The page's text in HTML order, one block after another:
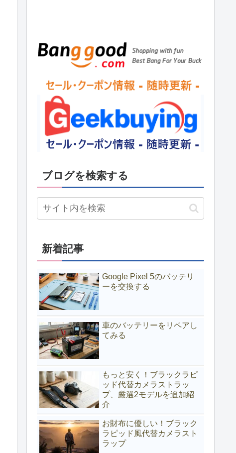
ブログを検索する
新着記事
Google Pixel 5のバッテリ
ーを交換する
車のバッテリーをリペアし
てみる
もっと安く！ブラックラピ
ッド代替カメラストラッ
プ、厳選2モデルを追加紹
介
お財布に優しい！ブラック
ラピッド風代替カメラスト
ラップ